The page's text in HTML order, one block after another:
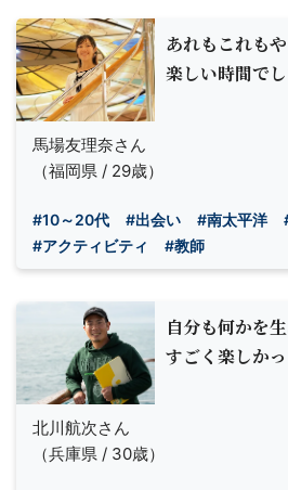
あれもこれも
楽しい時間でし
馬場友理奈さん
（福岡県 / 29歳）
#10～20代 #出会い #南太平洋
#アクティビティ
#教師
自分も何かを
すごく楽しかっ
北川航次さん
（兵庫県 / 30歳）